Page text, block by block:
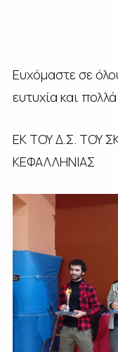
Ευχόμαστε σε
ευτυχία και
ΕΚ ΤΟΥ Δ.Σ. ΤΟΥ
ΚΕΦΑΛΛΗΝΙΑΣ